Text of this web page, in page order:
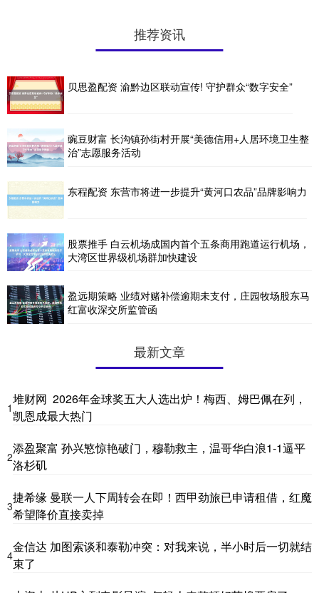
推荐资讯
贝思盈配资 渝黔边区联动宣传! 守护群众“数字安全”
豌豆财富 长沟镇孙街村开展“美德信用+人居环境卫生整
治”志愿服务活动
东程配资 东营市将进一步提升“黄河口农品”品牌影响力
股票推手 白云机场成国内首个五条商用跑道运行机场，
大湾区世界级机场群加快建设
盈远期策略 业绩对赌补偿逾期未支付，庄园牧场股东马
红富收深交所监管函
最新文章
1
堆财网 2026年金球奖五大人选出炉！梅西、姆巴佩在列，
凯恩成最大热门
2
添盈聚富 孙兴慜惊艳破门，穆勒救主，温哥华白浪1-1逼平
洛杉矶
3
捷希缘 曼联一人下周转会在即！西甲劲旅已申请租借，红魔
希望降价直接卖掉
4
金信达 加图索谈和泰勒冲突：对我来说，半小时后一切就结
束了